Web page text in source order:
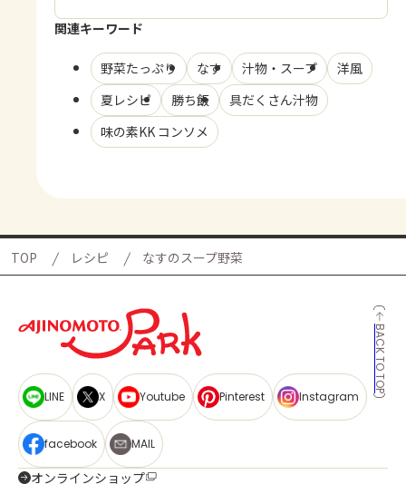
関連キーワード
野菜たっぷり なす 汁物・スープ
洋風
夏レシピ
勝ち飯
具だくさん汁物
味の素KK コンソメ
TOP レシピ なすのスープ野菜
BACK TO TOP
LINE X Youtube Pinterest Instagram
facebook MAIL
オンラインショップ